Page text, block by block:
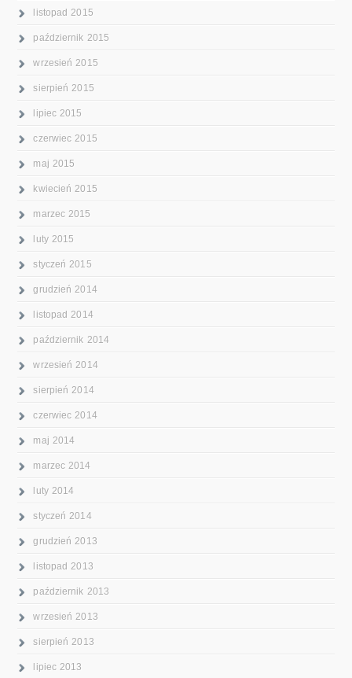
listopad 2015
październik 2015
wrzesień 2015
sierpień 2015
lipiec 2015
czerwiec 2015
maj 2015
kwiecień 2015
marzec 2015
luty 2015
styczeń 2015
grudzień 2014
listopad 2014
październik 2014
wrzesień 2014
sierpień 2014
czerwiec 2014
maj 2014
marzec 2014
luty 2014
styczeń 2014
grudzień 2013
listopad 2013
październik 2013
wrzesień 2013
sierpień 2013
lipiec 2013